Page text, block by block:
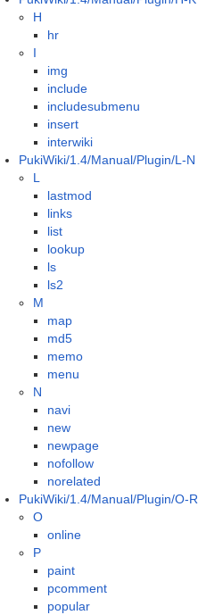
H
hr
I
img
include
includesubmenu
insert
interwiki
PukiWiki/1.4/Manual/Plugin/L-N
L
lastmod
links
list
lookup
ls
ls2
M
map
md5
memo
menu
N
navi
new
newpage
nofollow
norelated
PukiWiki/1.4/Manual/Plugin/O-R
O
online
P
paint
pcomment
popular